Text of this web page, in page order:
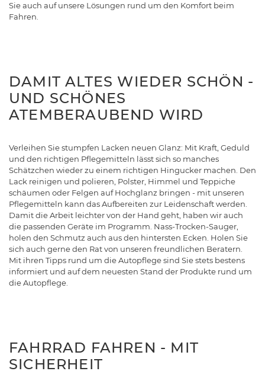
Sie auch auf unsere Lösungen rund um den Komfort beim
Fahren.
DAMIT ALTES WIEDER SCHÖN -
UND SCHÖNES
ATEMBERAUBEND WIRD
Verleihen Sie stumpfen Lacken neuen Glanz: Mit Kraft, Geduld
und den richtigen Pflegemitteln lässt sich so manches
Schätzchen wieder zu einem richtigen Hingucker machen. Den
Lack reinigen und polieren, Polster, Himmel und Teppiche
schäumen oder Felgen auf Hochglanz bringen - mit unseren
Pflegemitteln kann das Aufbereiten zur Leidenschaft werden.
Damit die Arbeit leichter von der Hand geht, haben wir auch
die passenden Geräte im Programm. Nass-Trocken-Sauger,
holen den Schmutz auch aus den hintersten Ecken. Holen Sie
sich auch gerne den Rat von unseren freundlichen Beratern.
Mit ihren Tipps rund um die Autopflege sind Sie stets bestens
informiert und auf dem neuesten Stand der Produkte rund um
die Autopflege.
FAHRRAD FAHREN - MIT
SICHERHEIT